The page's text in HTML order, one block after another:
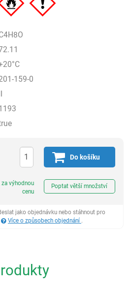
159-0
Do košíku
výhodnou
cenu
Poptat větší množství
jako objednávku nebo stáhnout pro
Více o způsobech objednání .